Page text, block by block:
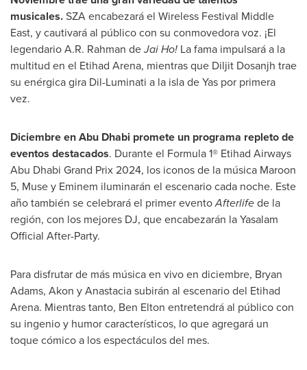
musicales.SZA encabezará el Wireless Festival Middle
East, y cautivará al público con su conmovedora voz. ¡El
legendario A.R. Rahman deJai Ho! La fama impulsará a la
multitud en el Etihad Arena, mientras que Diljit Dosanjh trae
su enérgica gira Dil-Luminati a la isla de Yas por primera
vez.
Diciembre enAbu Dhabi promete un programa repleto de
eventos destacados. Durante el Formula 1® Etihad Airways
Abu Dhabi Grand Prix 2024, los iconos de la música Maroon
5, Muse y Eminem iluminarán el escenario cada noche. Este
año también se celebrará el primer eventoAfterlifede la
región, con los mejores DJ, que encabezarán la Yasalam
Official After-Party.
Para disfrutar de más música en vivo en diciembre, Bryan
Adams, Akon y Anastacia subirán al escenario del Etihad
Arena. Mientras tanto, Ben Elton entretendrá al público con
su ingenio y humor característicos, lo que agregará un
toque cómico a los espectáculos del mes.